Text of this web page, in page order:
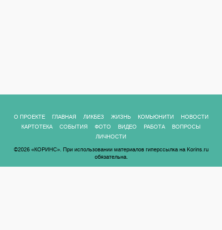
О ПРОЕКТЕ ГЛАВНАЯ ЛИКБЕЗ ЖИЗНЬ КОМЬЮНИТИ
НОВОСТИ
КАРТОТЕКА
СОБЫТИЯ ФОТО ВИДЕО РАБОТА
ВОПРОСЫ
ЛИЧНОСТИ
©2026 «КОРИНС». При использовании материалов гиперссылка на Korins.ru
обязательна.